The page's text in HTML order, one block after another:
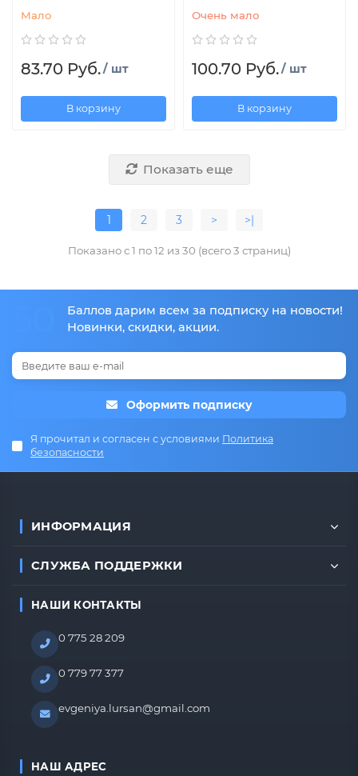
Мало
83.70 Руб./ шт
В корзину
Очень мало
100.70 Руб./ шт
В корзину
Показать еще
1 2 3 > >|
Показано с 1 по 12 из 30 (всего 3 страниц)
Баллов дарим всем за подписку на новости!
Новинки, скидки, акции.
Оформить подписку
Я прочитал и согласен с условиями Политика
безопасности
ИНФОРМАЦИЯ
СЛУЖБА ПОДДЕРЖКИ
НАШИ КОНТАКТЫ
0 775 28 209
0 779 77 377
evgeniya.lursan@gmail.com
НАШ АДРЕС